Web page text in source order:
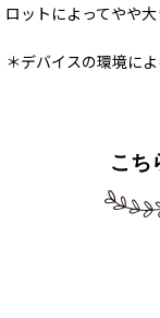
ロットによってやや
＊デバイスの環境に
こち